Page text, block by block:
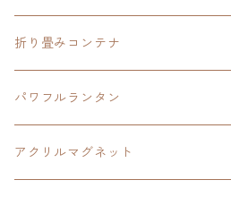
閃の軌跡Ⅳ
黎の軌跡Ⅱ
碧の軌跡：改
軌跡シリーズ20周年記念
40周年記念
ワイヤレス充電スマホスタンド
黎の軌跡
折り畳みコンテナ
黎の軌跡Ⅱ
イースⅧ
パワフルランタン
創の軌跡
アクリルマグネット